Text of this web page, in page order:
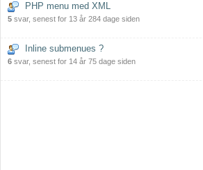
PHP menu med XML
5 svar, senest for 13 år 284 dage siden
Inline submenues ?
6 svar, senest for 14 år 75 dage siden